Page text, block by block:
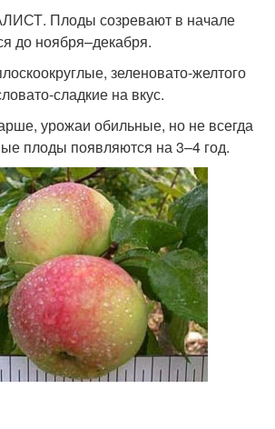
Плоды созревают в начале
до ноября–декабря.
зеленовато-желтого
сладкие на вкус.
урожаи обильные, но не всегда
плоды появляются на 3–4 год.